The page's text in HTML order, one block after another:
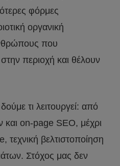
φόρμες
οργανική
που
περιοχή και θέλουν
τι λειτουργεί: από
και on-page SEO, μέχρι
βελτιστοποίηση
Στόχος μας δεν